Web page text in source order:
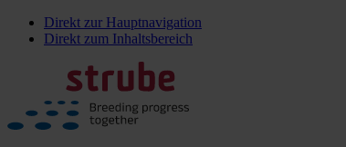
Direkt zur Hauptnavigation
Direkt zum Inhaltsbereich